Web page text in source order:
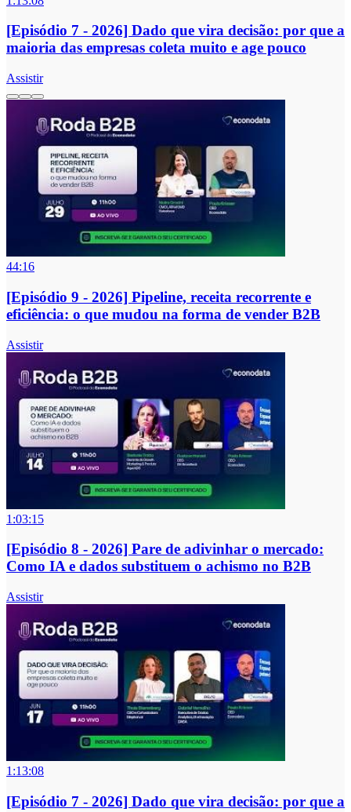
[Episódio 7 - 2026] Dado que vira decisão: por que a
maioria das empresas coleta muito e age pouco
Assistir
44:16
[Episódio 9 - 2026] Pipeline, receita recorrente e
eficiência: o que mudou na forma de vender B2B
Assistir
1:03:15
[Episódio 8 - 2026] Pare de adivinhar o mercado:
Como IA e dados substituem o achismo no B2B
Assistir
1:13:08
[Episódio 7 - 2026] Dado que vira decisão: por que a